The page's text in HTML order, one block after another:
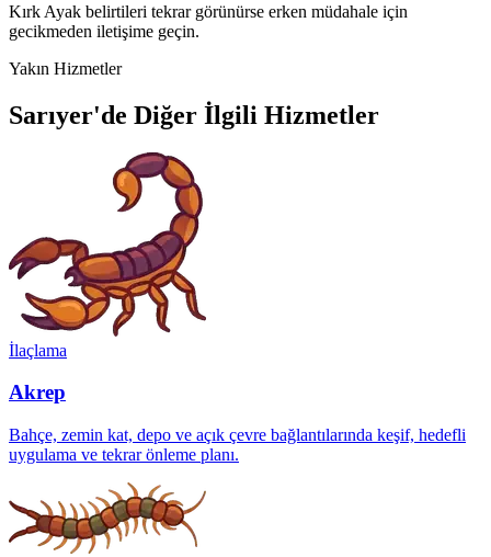
Kırk Ayak belirtileri tekrar görünürse erken müdahale için
gecikmeden iletişime geçin.
Yakın Hizmetler
Sarıyer'de Diğer İlgili Hizmetler
İlaçlama
Akrep
Bahçe, zemin kat, depo ve açık çevre bağlantılarında keşif, hedefli
uygulama ve tekrar önleme planı.